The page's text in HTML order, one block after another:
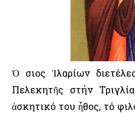
Ὁ Ὅσιος Ἰλαρίων
Πελεκητῆς στήν
ἀσκητικό του ἦθος, τό